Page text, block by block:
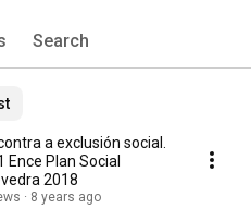
Search
a exclusión social.
Ence Plan Social
2018
8 years ago